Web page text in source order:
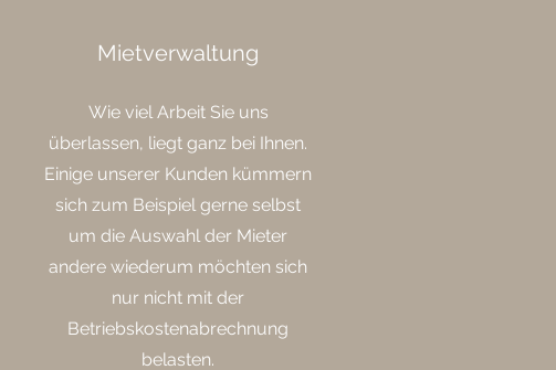
Mietverwaltung
Wie viel Arbeit Sie uns
überlassen, liegt ganz bei Ihnen.
Einige unserer Kunden kümmern
sich zum Beispiel gerne selbst
um die Auswahl der Mieter
andere wiederum möchten sich
nur nicht mit der
Betriebskostenabrechnung
belasten.